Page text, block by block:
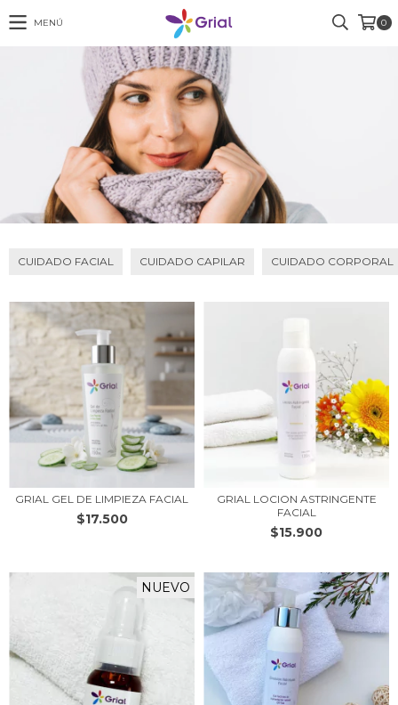
MENÚ 0
CUIDADO FACIAL CUIDADO CAPILAR CUIDADO CORPORAL
GRIAL GEL DE LIMPIEZA FACIAL
$17.500
GRIAL LOCION ASTRINGENTE
FACIAL
$15.900
NUEVO